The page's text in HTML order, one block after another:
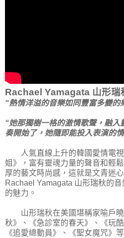
Rachael Yamagata 山形瑞
“熱情洋溢的音樂如同豐富多變的
“她那獨樹一格的激情歌聲，融
奏開始了，她隨即能投入表演的
人氣直線上升的韓國愛情電視
姐》，富有靈魂力量的聲音和輕
厚的藝文時尚感，這就是文青迷
Rachael Yamagata 山形瑞秋的
的魅力。
山形瑞秋在美國堪稱家喻戶曉
秋》、《急診室的春天》、《玩
《追愛總動員》、《聖女魔咒》